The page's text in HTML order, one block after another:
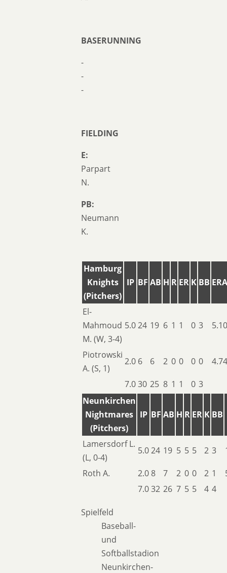
BASERUNNING
-
-
-
FIELDING
E:
Parpart
N.
PB:
Neumann
K.
Hamburg
Knights
(Pitchers)
IP BF AB H R ER K BB ERA
El-
Mahmoud
M. (W, 3-4)
5.024 19 6 1 1 0 3 5.10
Piotrowski
A. (S, 1)
2.0 6 6 2 0 0 0 0 4.74
7.030 25 8 1 1 0 3
Neunkirchen
Nightmares
(Pitchers)
IP BF AB H R ER K BB
Lamersdorf L.
(L, 0-4)
5.024 19 5 5 5 2 3
Roth A. 2.0 8 7 2 0 0 2 1
7.032 26 7 5 5 4 4
Spielfeld
Baseball-
und
Softballstadion
Neunkirchen-